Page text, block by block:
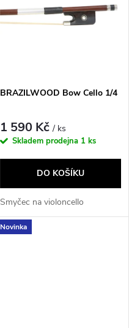
BRAZILWOOD Bow Cello 1/4
1 590 Kč/ ks
Skladem prodejna 1 ks
DO KOŠÍKU
Smyčec na violoncello
Novinka